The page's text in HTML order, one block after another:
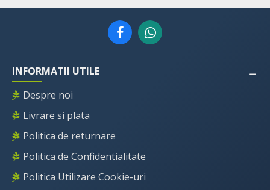
INFORMATII UTILE
Despre noi
Livrare si plata
Politica de returnare
Politica de Confidentialitate
Politica Utilizare Cookie-uri